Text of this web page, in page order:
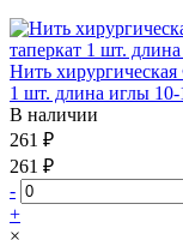
Нить
1 шт. длина иглы
В наличии
261 ₽
261 ₽
-
+
×